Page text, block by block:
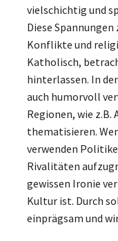
vielschichtig und
Diese
Konflikte und
Katholisch,
hinterlassen. In
auch humorvoll
Regionen, wie
thematisieren.
verwenden
Rivalitäten
gewissen Ironie
Kultur ist. Durch
einprägsam und